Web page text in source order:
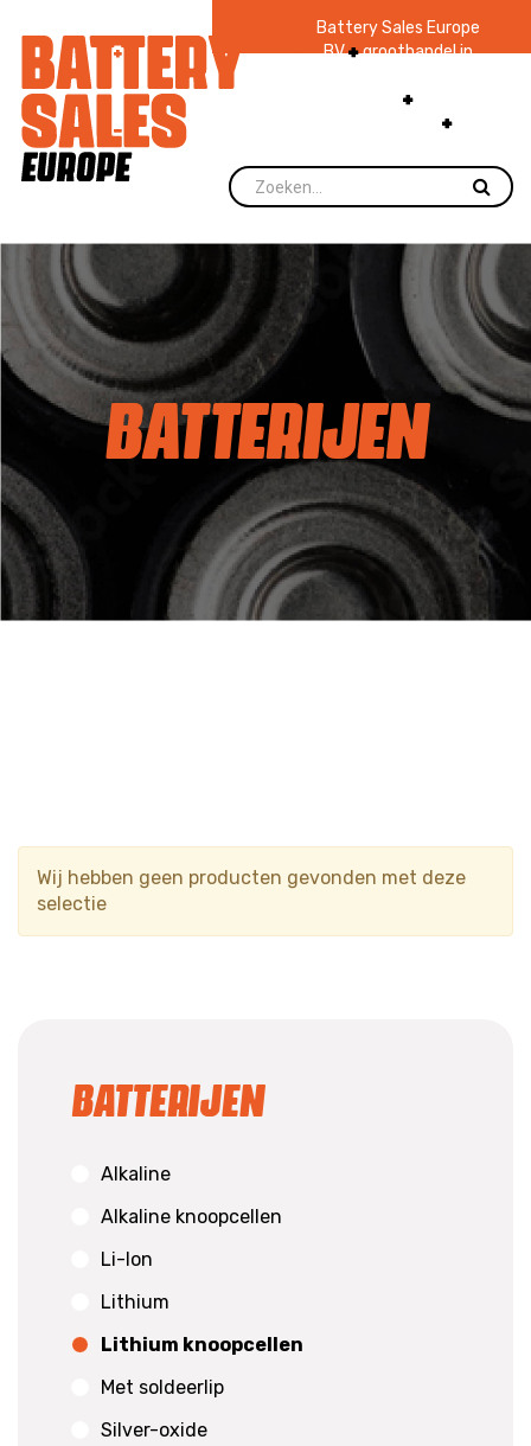
Battery Sales Europe
BV groothandel in
zaklampen Ruim 48
jaar ervaring
voorraad.
BATTERIJEN
Wij hebben geen producten gevonden met deze
selectie
Batterijen
Alkaline
Alkaline knoopcellen
Li-Ion
Lithium
Lithium knoopcellen
Met soldeerlip
Silver-oxide